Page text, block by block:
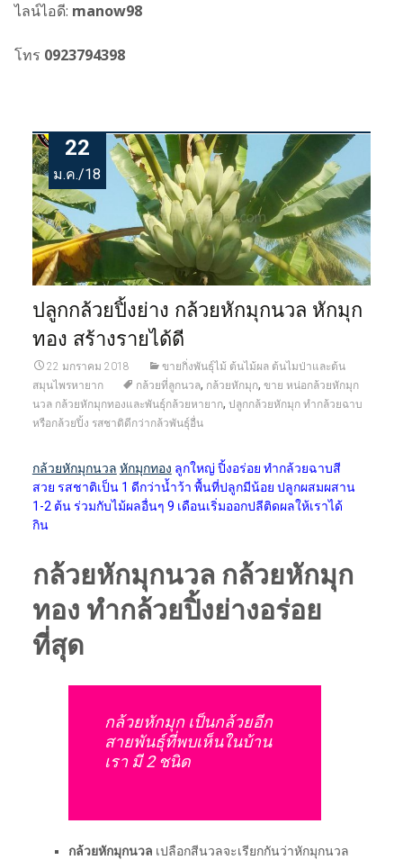
ไลน์ไอดี: manow98
โทร 0923794398
22
ม.ค./18
ปลูกกล้วยปิ้งย่าง กล้วยหักมุกนวล หักมุก
ทอง สร้างรายได้ดี
22 มกราคม 2018
ขายกิ่งพันธุ์ไม้ ต้นไม้ผล ต้นไมป่าและต้น
สมุนไพรหายาก
กล้วยที่ลูกนวล, กล้วยหักมุก, ขาย หน่อกล้วยหักมุก
นวล กล้วยหักมุกทองและพันธุ์กล้วยหายาก, ปลูกกล้วยหักมุก ทำกล้วยฉาบ
หรือกล้วยปิ้ง รสชาติดีกว่ากล้วพันธุ์อื่น
กล้วยหักมุกนวล หักมุกทอง ลูกใหญ่ ปิ้งอร่อย ทำกล้วยฉาบสี
สวย รสชาติเป็น 1 ดีกว่าน้ำว้า พื้นที่ปลูกมีน้อย ปลูกผสมผสาน
1-2 ต้น ร่วมกับไม้ผลอื่นๆ 9 เดือนเริ่มออกปลีติดผลให้เราได้
กิน
กล้วยหักมุกนวล กล้วยหักมุก
ทอง ทำกล้วยปิ้งย่างอร่อย
ที่สุด
กล้วยหักมุก เป็นกล้วยอีก
สายพันธุ์ที่พบเห็นในบ้าน
เรา มี 2 ชนิด
กล้วยหักมุกนวล เปลือกสีนวลจะเรียกกันว่าหักมุกนวล